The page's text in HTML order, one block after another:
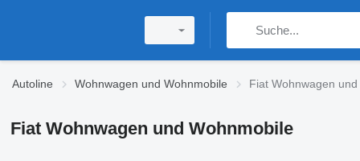
Autoline Wohnwagen und Wohnmobile Fiat Wohnwagen
Fiat Wohnwagen und Wohnmobile